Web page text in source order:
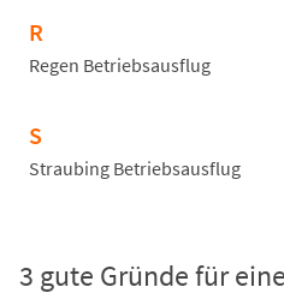
R
Regen Betriebsausflug
S
Straubing Betriebsausflug
3 gute Gründe für